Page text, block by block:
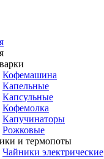
Кофемашина
Капельные
Капсульные
Кофемолка
Капучинаторы
Рожковые
и термопоты
Чайники электрические